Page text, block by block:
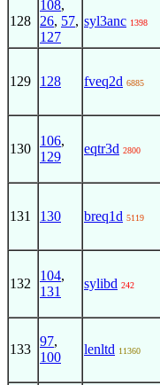
128
108,
26, 57,
127
syl3anc 1398
129 128 fveq2d 6885
130
106,
129
eqtr3d 2800
131 130 breq1d 5119
132
104,
131
sylibd 242
133
97,
100
lenltd 11360